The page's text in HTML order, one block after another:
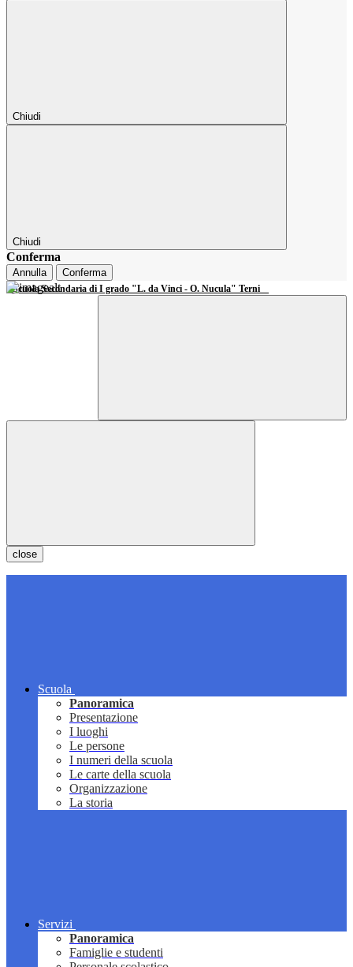
Chiudi
Chiudi
Conferma
Annulla Conferma
Scuola Secondaria di I grado "L. da Vinci - O. Nucula" Terni
close
Scuola
Panoramica
Presentazione
I luoghi
Le persone
I numeri della scuola
Le carte della scuola
Organizzazione
La storia
Servizi
Panoramica
Famiglie e studenti